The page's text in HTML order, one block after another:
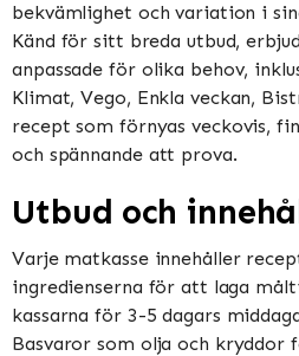
bekvämlighet och variation i
Känd för sitt breda utbud,
anpassade för olika behov,
Klimat, Vego, Enkla veckan,
recept som förnyas veckovis,
och spännande att prova​​.
Utbud och
Varje matkasse innehåller
ingredienserna för att laga
kassarna för 3-5 dagars
Basvaror som olja och kryddor